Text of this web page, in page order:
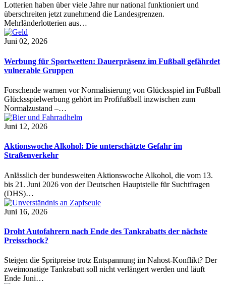
Lotterien haben über viele Jahre nur national funktioniert und
überschreiten jetzt zunehmend die Landesgrenzen.
Mehrländerlotterien aus…
Juni 02, 2026
Werbung für Sportwetten: Dauerpräsenz im Fußball gefährdet
vulnerable Gruppen
Forschende warnen vor Normalisierung von Glücksspiel im Fußball
Glücksspielwerbung gehört im Profifußball inzwischen zum
Normalzustand –…
Juni 12, 2026
Aktionswoche Alkohol: Die unterschätzte Gefahr im
Straßenverkehr
Anlässlich der bundesweiten Aktionswoche Alkohol, die vom 13.
bis 21. Juni 2026 von der Deutschen Hauptstelle für Suchtfragen
(DHS)…
Juni 16, 2026
Droht Autofahrern nach Ende des Tankrabatts der nächste
Preisschock?
Steigen die Spritpreise trotz Entspannung im Nahost-Konflikt? Der
zweimonatige Tankrabatt soll nicht verlängert werden und läuft
Ende Juni…